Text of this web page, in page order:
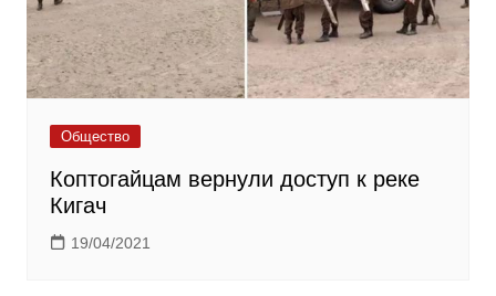
Общество
Коптогайцам вернули доступ к реке
Кигач
19/04/2021